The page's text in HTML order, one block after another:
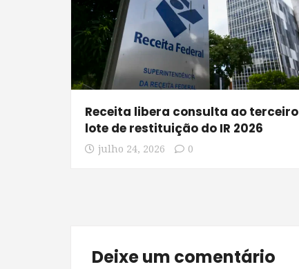
Receita libera consulta ao terceiro
lote de restituição do IR 2026
julho 24, 2026 0
Deixe um comentário